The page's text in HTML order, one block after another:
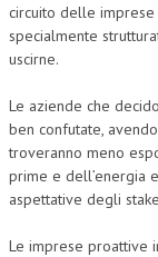
circuito delle imprese
specialmente
uscirne.
Le aziende che
ben confutate,
troveranno meno
prime e dell’energia
aspettative degli
Le imprese proattive